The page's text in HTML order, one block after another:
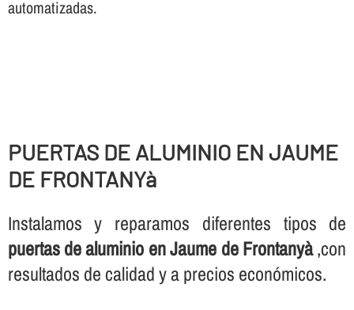
automatizadas.
PUERTAS DE ALUMINIO EN JAUME
DE FRONTANYà
Instalamos y reparamos diferentes tipos de
puertas de aluminio en Jaume de Frontanyà,con
resultados de calidad y a precios económicos.